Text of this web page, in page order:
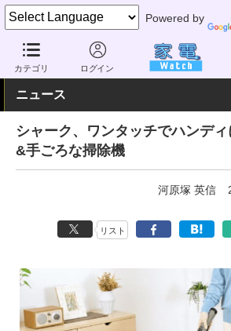
Powered by
カテゴリ ログイン
家電 Watch 生活家電 掃除機 スティッ
ニュース
シャーク、ワンタッチでハンデ
&手ごろな掃除機
河原塚 英信
リスト